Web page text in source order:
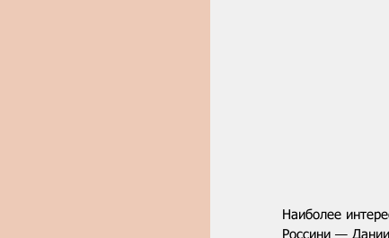
Наиболее
Россини —